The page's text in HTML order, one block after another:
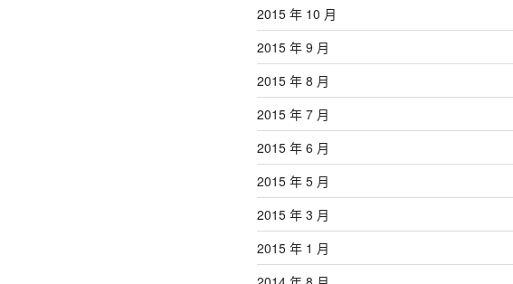
2015 年 10 月
2015 年 9 月
2015 年 8 月
2015 年 7 月
2015 年 6 月
2015 年 5 月
2015 年 3 月
2015 年 1 月